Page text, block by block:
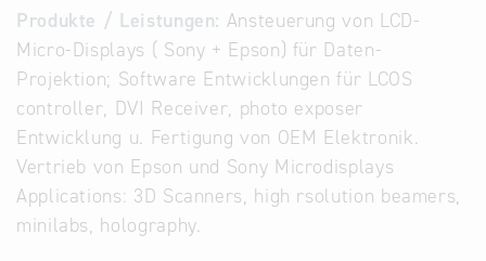
aus
Österreich
und der
Slowakei
Produkte / Leistungen: Ansteuerung von LCD-
Micro-Displays ( Sony + Epson) für Daten-
Projektion; Software Entwicklungen für LCOS
controller, DVI Receiver, photo exposer
Entwicklung u. Fertigung von OEM Elektronik.
Vertrieb von Epson und Sony Microdisplays
Applications: 3D Scanners, high rsolution beamers,
minilabs, holography.